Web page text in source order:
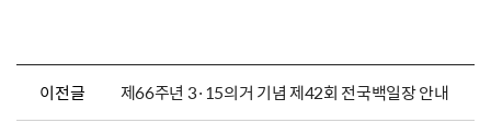
이전글 제66주년 3·15의거 기념 제42회 전국백일장 안내